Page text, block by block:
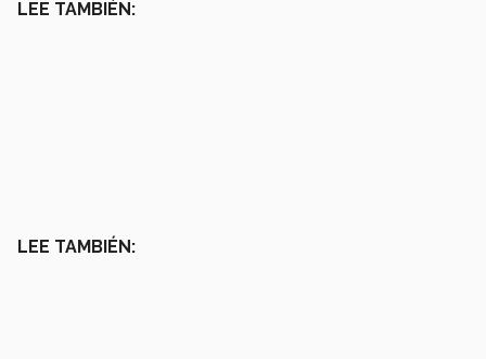
LEE TAMBIÉN:
LEE TAMBIÉN: